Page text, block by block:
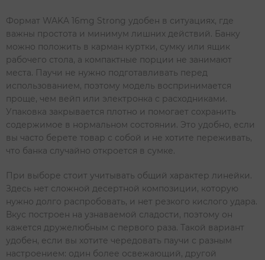
Формат WAKA 16mg Strong удобен в ситуациях, где
важны простота и минимум лишних действий. Банку
можно положить в карман куртки, сумку или ящик
рабочего стола, а компактные порции не занимают
места. Паучи не нужно подготавливать перед
использованием, поэтому модель воспринимается
проще, чем вейп или электронка с расходниками.
Упаковка закрывается плотно и помогает сохранить
содержимое в нормальном состоянии. Это удобно, если
вы часто берете товар с собой и не хотите переживать,
что банка случайно откроется в сумке.
При выборе стоит учитывать общий характер линейки.
Здесь нет сложной десертной композиции, которую
нужно долго распробовать, и нет резкого кислого удара.
Вкус построен на узнаваемой сладости, поэтому он
кажется дружелюбным с первого раза. Такой вариант
удобен, если вы хотите чередовать паучи с разным
настроением: один более освежающий, другой